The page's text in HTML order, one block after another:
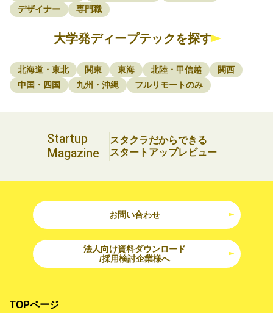
デザイナー
専門職
大学発ディープテックを探す
北海道・東北 関東 東海 北陸・甲信越
関西
中国・四国
九州・沖縄 フルリモートのみ
Startup
Magazine
スタクラだからできる
スタートアップレビュー
お問い合わせ
法人向け資料ダウンロード
/採用検討企業様へ
TOPページ